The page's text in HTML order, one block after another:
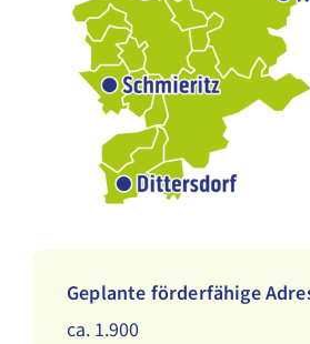
Geplante förderfähige
ca. 1.900